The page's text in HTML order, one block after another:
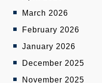
March 2026
February 2026
January 2026
December 2025
November 2025